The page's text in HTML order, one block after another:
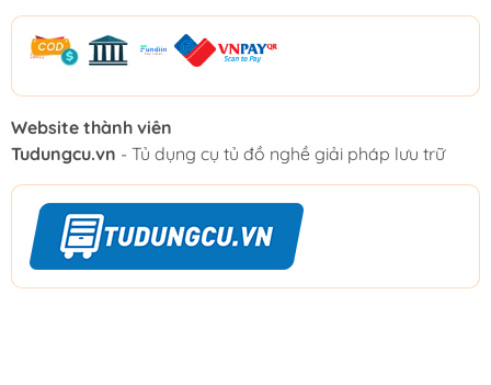
Website thành viên
Tudungcu.vn - Tủ dụng cụ tủ đồ nghề giải pháp lưu trữ